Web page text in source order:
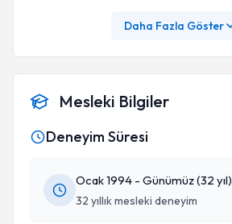
Daha Fazla Göster
Mesleki Bilgiler
Deneyim Süresi
Ocak 1994 - Günümüz (32 yıl)
32 yıllık mesleki deneyim